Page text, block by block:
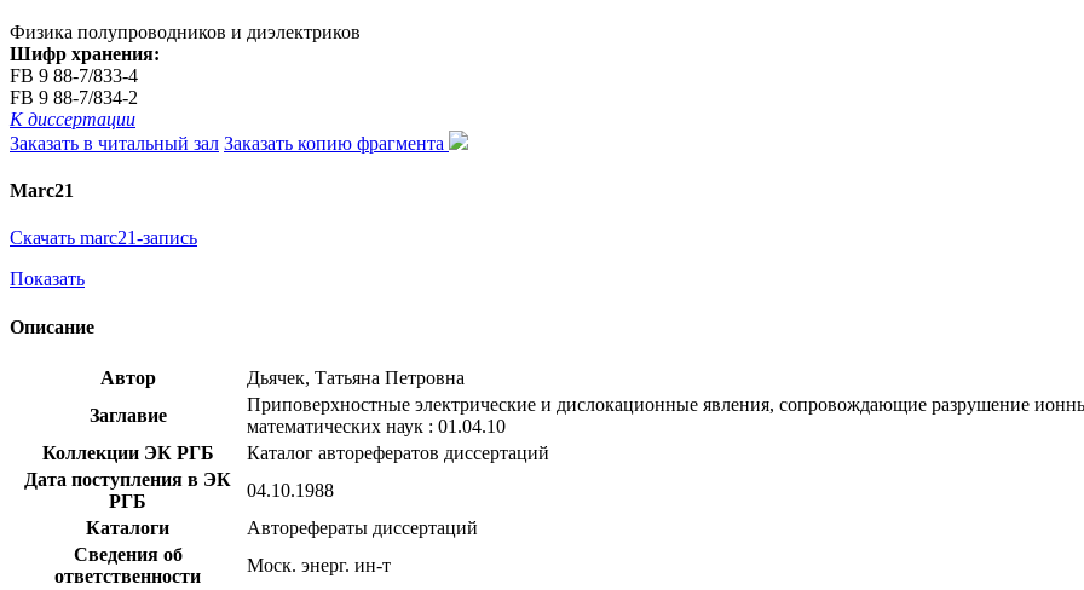
Физика полупроводников и диэлектриков
Шифр хранения:
FB 9 88-7/833-4
FB 9 88-7/834-2
К диссертации
Заказать в читальный зал Заказать копию фрагмента
Marc21
Скачать marc21-запись
Показать
Описание
Автор
Дьячек, Татьяна Петровна
Заглавие
Приповерхностные электрические и дислокационные явления, сопровождающие разрушение
математических наук : 01.04.10
Коллекции ЭК РГБ
Каталог авторефератов диссертаций
Дата поступления в ЭК
РГБ
04.10.1988
Каталоги
Авторефераты диссертаций
Сведения об
ответственности
Моск. энерг. ин-т